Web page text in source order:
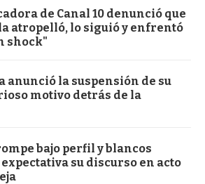
de Canal 10 denunció que
atropelló, lo siguió y enfrentó
shock"
anunció la suspensión de su
motivo detrás de la
bajo perfil y blancos
su discurso en acto